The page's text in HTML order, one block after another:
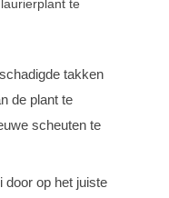
te
takken
de plant te
scheuten te
door op het juiste